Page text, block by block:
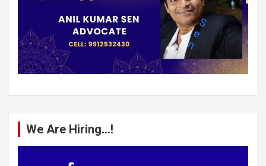
We Are Hiring…!